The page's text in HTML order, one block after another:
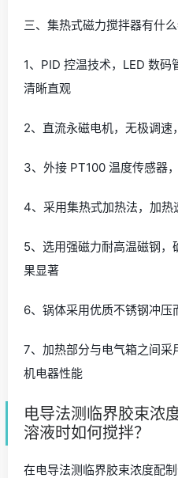
三、集热式磁力搅拌器有什
1、PID 控温技术，LED 数码
清晰直观
2、直流永磁电机，无极调
3、外接 PT100 温度传感器
4、采用集热式加热法，加热
5、选用强磁力耐高温磁钢
果显著
6、锅体采用优质不锈钢冲
7、加热部分与电气箱之间
机电器性能
电导法测临界胶束浓
溶液时如何搅拌？
在电导法测临界胶束浓度配